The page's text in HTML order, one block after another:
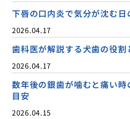
下唇の口内炎で気分が沈む日
2026.04.17
歯科医が解説する犬歯の役割
2026.04.17
数年後の銀歯が噛むと痛い
目安
2026.04.15